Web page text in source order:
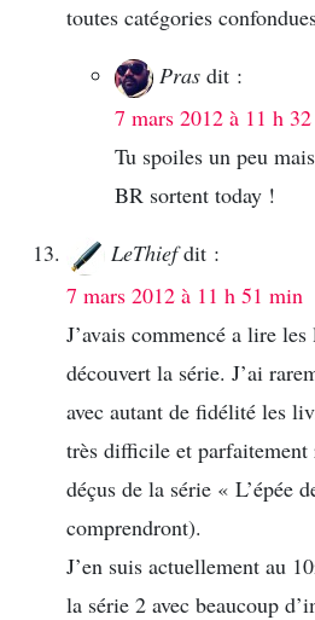
toutes catégories
Pras dit :
7 mars 2012 à 11 h
Tu spoiles un peu
BR sortent today !
LeThief dit :
7 mars 2012 à 11 h 51 min
J’avais commencé a lire
découvert la série. J’ai
avec autant de fidélité les
très difficile et parfaitement
déçus de la série « L’épée
comprendront).
J’en suis actuellement au
la série 2 avec beaucoup